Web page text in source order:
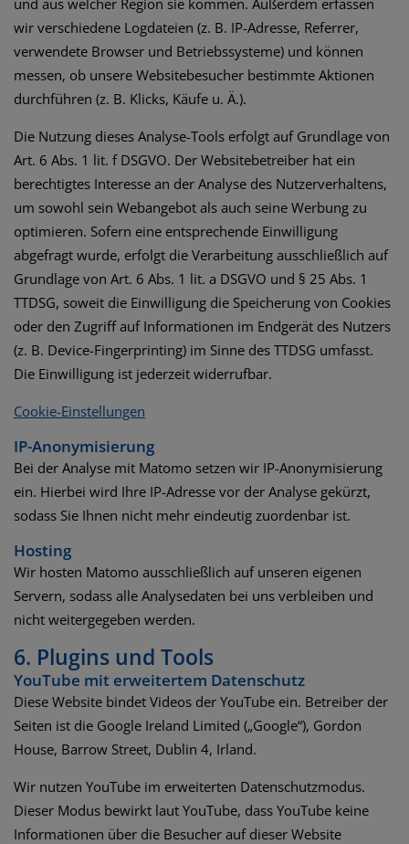
und aus welcher Region sie kommen. Außerdem erfassen
wir verschiedene Logdateien (z. B. IP-Adresse, Referrer,
verwendete Browser und Betriebssysteme) und können
messen, ob unsere Websitebesucher bestimmte Aktionen
durchführen (z. B. Klicks, Käufe u. Ä.).
Die Nutzung dieses Analyse-Tools erfolgt auf Grundlage von
Art. 6 Abs. 1 lit. f DSGVO. Der Websitebetreiber hat ein
berechtigtes Interesse an der Analyse des Nutzerverhaltens,
um sowohl sein Webangebot als auch seine Werbung zu
optimieren. Sofern eine entsprechende Einwilligung
abgefragt wurde, erfolgt die Verarbeitung ausschließlich auf
Grundlage von Art. 6 Abs. 1 lit. a DSGVO und § 25 Abs. 1
TTDSG, soweit die Einwilligung die Speicherung von Cookies
oder den Zugriff auf Informationen im Endgerät des Nutzers
(z. B. Device-Fingerprinting) im Sinne des TTDSG umfasst.
Die Einwilligung ist jederzeit widerrufbar.
Cookie-Einstellungen
IP-Anonymisierung
Bei der Analyse mit Matomo setzen wir IP-Anonymisierung
ein. Hierbei wird Ihre IP-Adresse vor der Analyse gekürzt,
sodass Sie Ihnen nicht mehr eindeutig zuordenbar ist.
Hosting
Wir hosten Matomo ausschließlich auf unseren eigenen
Servern, sodass alle Analysedaten bei uns verbleiben und
nicht weitergegeben werden.
6. Plugins und Tools
YouTube mit erweitertem Datenschutz
Diese Website bindet Videos der YouTube ein. Betreiber der
Seiten ist die Google Ireland Limited („Google“), Gordon
House, Barrow Street, Dublin 4, Irland.
Wir nutzen YouTube im erweiterten Datenschutzmodus.
Dieser Modus bewirkt laut YouTube, dass YouTube keine
Informationen über die Besucher auf dieser Website